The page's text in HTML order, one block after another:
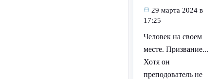
29 марта 2024 в
17:25
Человек на своем
месте. Призвание...
Хотя он
преподователь не